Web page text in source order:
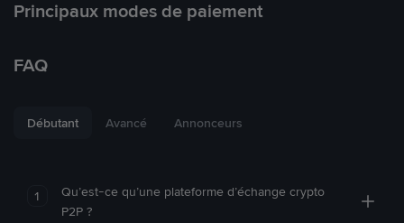
Principaux modes de paiement
FAQ
Débutant Avancé Annonceurs
1
Qu’est-ce qu’une plateforme d’échange crypto
P2P ?